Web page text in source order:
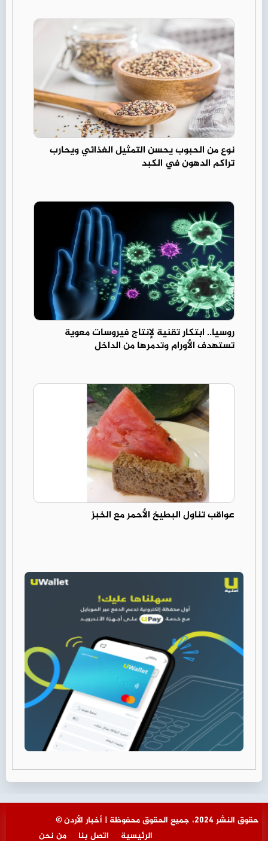
نوع من الحبوب يحسن التمثيل الغذائي ويحارب
تراكم الدهون في الكبد
روسيا.. ابتكار تقنية لإنتاج فيروسات معوية
تستهدف الأورام وتدمرها من الداخل
عواقب تناول البطيخ الأحمر مع الخبز
© حقوق النشر 2024، جميع الحقوق محفوظة | أخبار الأردن
من نحن
اتصل بنا الرئيسية